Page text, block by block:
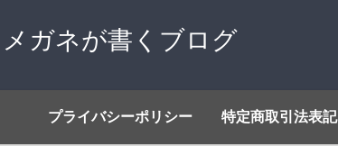
メガネが書くブログ
プライバシーポリシー 特定商取引法表記